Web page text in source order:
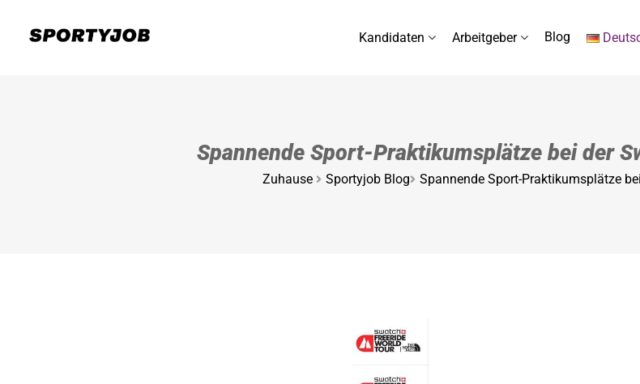
Kandidaten Arbeitgeber Blog
Spannende Sport-Praktikumsplätze bei der
Zuhause Sportyjob Blog Spannende Sport-Praktikumsplätze